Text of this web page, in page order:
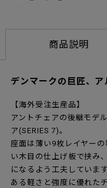
商品説明
デンマークの巨匠、
【海外受注生産品】
アントチェアの後継モデ
ア(SERIES 7)。
座面は薄い9枚レイヤー
い木目の仕上げ板で挟み
になるよう工夫していま
ある軽さと強度に優れた